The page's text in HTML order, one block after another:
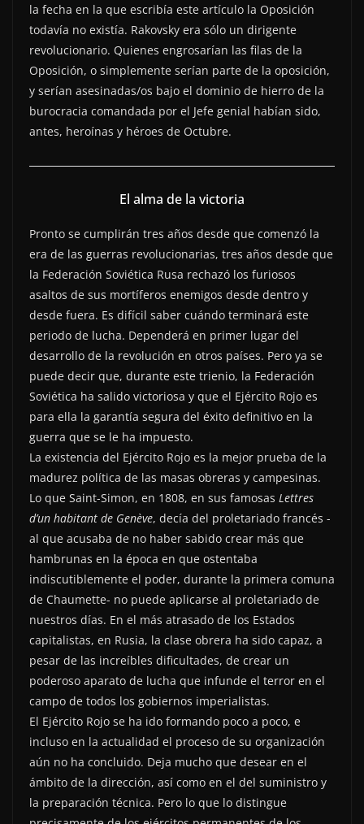
la fecha en la que escribía este artículo la Oposición
todavía no existía. Rakovsky era sólo un dirigente
revolucionario. Quienes engrosarían las filas de la
Oposición, o simplemente serían parte de la oposición,
y serían asesinadas/os bajo el dominio de hierro de la
burocracia comandada por el Jefe genial habían sido,
antes, heroínas y héroes de Octubre.
El alma de la victoria
Pronto se cumplirán tres años desde que comenzó la
era de las guerras revolucionarias, tres años desde que
la Federación Soviética Rusa rechazó los furiosos
asaltos de sus mortíferos enemigos desde dentro y
desde fuera. Es difícil saber cuándo terminará este
periodo de lucha. Dependerá en primer lugar del
desarrollo de la revolución en otros países. Pero ya se
puede decir que, durante este trienio, la Federación
Soviética ha salido victoriosa y que el Ejército Rojo es
para ella la garantía segura del éxito definitivo en la
guerra que se le ha impuesto.
La existencia del Ejército Rojo es la mejor prueba de la
madurez política de las masas obreras y campesinas.
Lo que Saint-Simon, en 1808, en sus famosas Lettres
d’un habitant de Genève, decía del proletariado francés -
al que acusaba de no haber sabido crear más que
hambrunas en la época en que ostentaba
indiscutiblemente el poder, durante la primera comuna
de Chaumette- no puede aplicarse al proletariado de
nuestros días. En el más atrasado de los Estados
capitalistas, en Rusia, la clase obrera ha sido capaz, a
pesar de las increíbles dificultades, de crear un
poderoso aparato de lucha que infunde el terror en el
campo de todos los gobiernos imperialistas.
El Ejército Rojo se ha ido formando poco a poco, e
incluso en la actualidad el proceso de su organización
aún no ha concluido. Deja mucho que desear en el
ámbito de la dirección, así como en el del suministro y
la preparación técnica. Pero lo que lo distingue